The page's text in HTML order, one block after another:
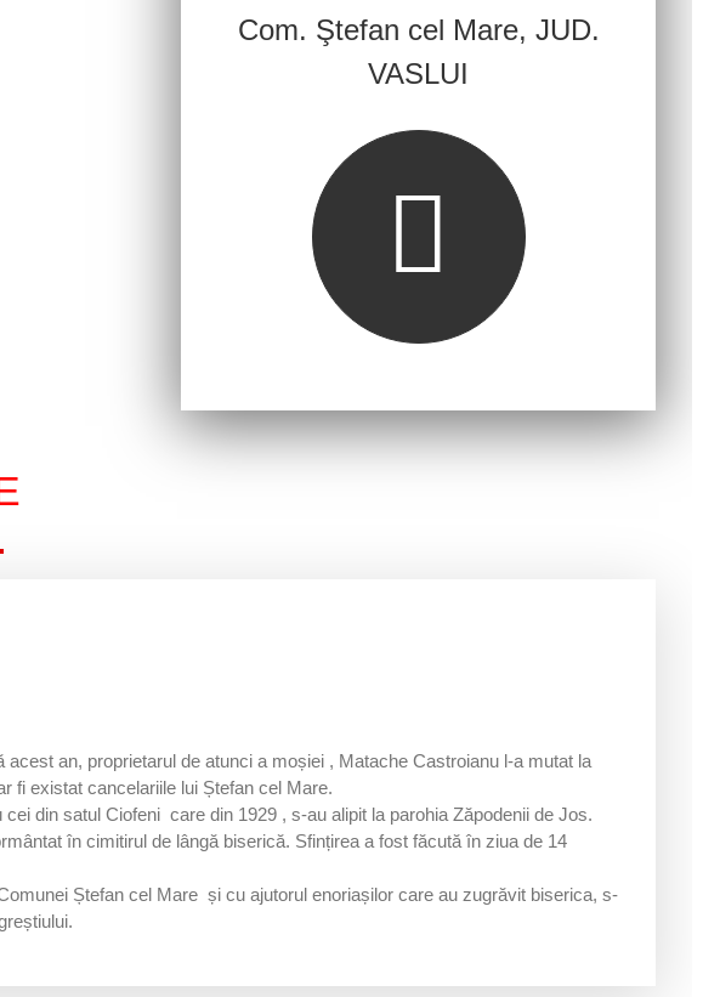
Com. Ştefan cel Mare, JUD.
VASLUI
an, proprietarul de atunci a moșiei , Matache Castroianu l-a mutat la
fi existat cancelariile lui Ștefan cel Mare.
din satul Ciofeni care din 1929 , s-au alipit la parohia Zăpodenii de Jos.
în cimitirul de lângă biserică. Sfințirea a fost făcută în ziua de 14
Ștefan cel Mare și cu ajutorul enoriașilor care au zugrăvit biserica, s-